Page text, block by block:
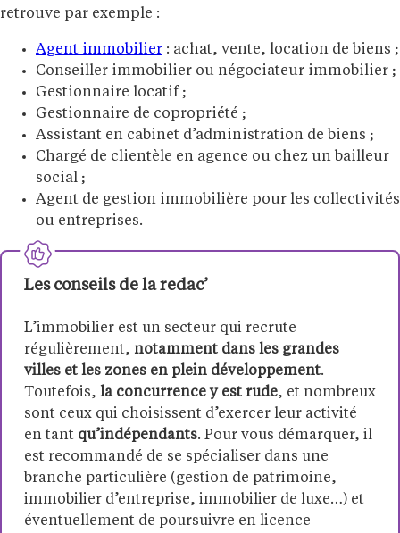
retrouve par exemple :
Agent immobilier : achat, vente, location de biens ;
Conseiller immobilier ou négociateur immobilier ;
Gestionnaire locatif ;
Gestionnaire de copropriété ;
Assistant en cabinet d’administration de biens ;
Chargé de clientèle en agence ou chez un bailleur
social ;
Agent de gestion immobilière pour les collectivités
ou entreprises.
Les conseils de la redac’
L’immobilier est un secteur qui recrute
régulièrement, notamment dans les grandes
villes et les zones en plein développement.
Toutefois, la concurrence y est rude, et nombreux
sont ceux qui choisissent d’exercer leur activité
en tant qu’indépendants. Pour vous démarquer, il
est recommandé de se spécialiser dans une
branche particulière (gestion de patrimoine,
immobilier d’entreprise, immobilier de luxe…) et
éventuellement de poursuivre en licence